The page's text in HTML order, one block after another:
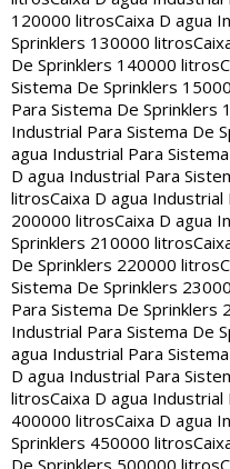
120000 litrosCaixa D agua
Sprinklers 130000 litros
De Sprinklers 140000 litros
Sistema De Sprinklers
Para Sistema De Sprinklers
Industrial Para Sistema De
agua Industrial Para
D agua Industrial Para
litrosCaixa D agua
200000 litrosCaixa D agua
Sprinklers 210000 litros
De Sprinklers 220000 litros
Sistema De Sprinklers
Para Sistema De Sprinklers
Industrial Para Sistema De
agua Industrial Para
D agua Industrial Para
litrosCaixa D agua
400000 litrosCaixa D agua
Sprinklers 450000 litros